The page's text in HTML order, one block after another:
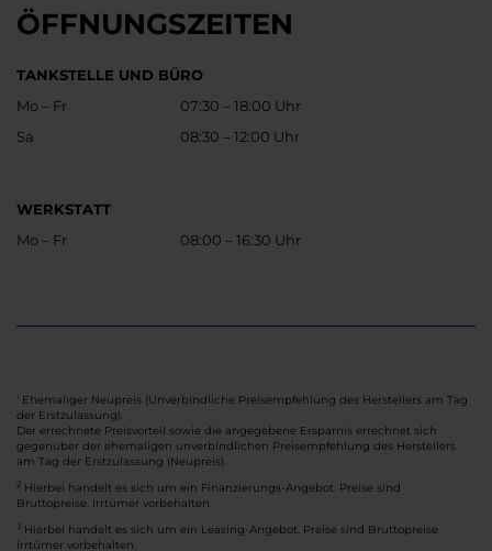
ÖFFNUNGSZEITEN
TANKSTELLE UND BÜRO
Mo – Fr
Sa
07:30 – 18:00 Uhr
08:30 – 12:00 Uhr
WERKSTATT
Mo – Fr
08:00 – 16:30 Uhr
Ehemaliger Neupreis (Unverbindliche Preisempfehlung des Herstellers am Tag
der Erstzulassung).
Der errechnete Preisvorteil sowie die angegebene Ersparnis errechnet sich
gegenüber der ehemaligen unverbindlichen Preisempfehlung des Herstellers
am Tag der Erstzulassung (Neupreis).
2 Hierbei handelt es sich um ein Finanzierungs-Angebot. Preise sind
Bruttopreise. Irrtümer vorbehalten.
3 Hierbei handelt es sich um ein Leasing-Angebot. Preise sind Bruttopreise.
Irrtümer vorbehalten.